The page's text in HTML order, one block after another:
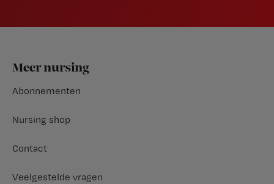
Footer
Meer nursing
Abonnementen
Nursing shop
Contact
Veelgestelde vragen